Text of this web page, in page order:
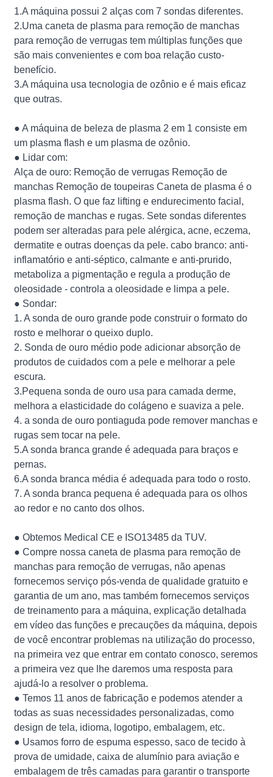
1.A máquina possui 2 alças com 7 sondas diferentes.
2.Uma caneta de plasma para remoção de manchas
para remoção de verrugas tem múltiplas funções que
são mais convenientes e com boa relação custo-
benefício.
3.A máquina usa tecnologia de ozônio e é mais eficaz
que outras.
● A máquina de beleza de plasma 2 em 1 consiste em
um plasma flash e um plasma de ozônio.
● Lidar com:
Alça de ouro: Remoção de verrugas Remoção de
manchas Remoção de toupeiras Caneta de plasma é o
plasma flash. O que faz lifting e endurecimento facial,
remoção de manchas e rugas. Sete sondas diferentes
podem ser alteradas para pele alérgica, acne, eczema,
dermatite e outras doenças da pele. cabo branco: anti-
inflamatório e anti-séptico, calmante e anti-prurido,
metaboliza a pigmentação e regula a produção de
oleosidade - controla a oleosidade e limpa a pele.
● Sondar:
1. A sonda de ouro grande pode construir o formato do
rosto e melhorar o queixo duplo.
2. Sonda de ouro médio pode adicionar absorção de
produtos de cuidados com a pele e melhorar a pele
escura.
3.Pequena sonda de ouro usa para camada derme,
melhora a elasticidade do colágeno e suaviza a pele.
4. a sonda de ouro pontiaguda pode remover manchas e
rugas sem tocar na pele.
5.A sonda branca grande é adequada para braços e
pernas.
6.A sonda branca média é adequada para todo o rosto.
7. A sonda branca pequena é adequada para os olhos
ao redor e no canto dos olhos.
● Obtemos Medical CE e ISO13485 da TUV.
● Compre nossa caneta de plasma para remoção de
manchas para remoção de verrugas, não apenas
fornecemos serviço pós-venda de qualidade gratuito e
garantia de um ano, mas também fornecemos serviços
de treinamento para a máquina, explicação detalhada
em vídeo das funções e precauções da máquina, depois
de você encontrar problemas na utilização do processo,
na primeira vez que entrar em contato conosco, seremos
a primeira vez que lhe daremos uma resposta para
ajudá-lo a resolver o problema.
● Temos 11 anos de fabricação e podemos atender a
todas as suas necessidades personalizadas, como
design de tela, idioma, logotipo, embalagem, etc.
● Usamos forro de espuma espesso, saco de tecido à
prova de umidade, caixa de alumínio para aviação e
embalagem de três camadas para garantir o transporte